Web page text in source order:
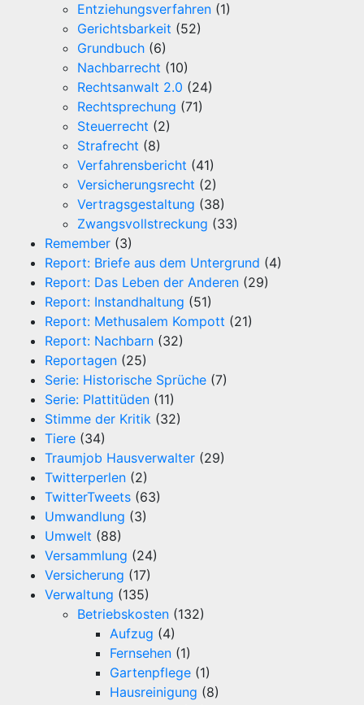
Entziehungsverfahren (1)
Gerichtsbarkeit (52)
Grundbuch (6)
Nachbarrecht (10)
Rechtsanwalt 2.0 (24)
Rechtsprechung (71)
Steuerrecht (2)
Strafrecht (8)
Verfahrensbericht (41)
Versicherungsrecht (2)
Vertragsgestaltung (38)
Zwangsvollstreckung (33)
Remember (3)
Report: Briefe aus dem Untergrund (4)
Report: Das Leben der Anderen (29)
Report: Instandhaltung (51)
Report: Methusalem Kompott (21)
Report: Nachbarn (32)
Reportagen (25)
Serie: Historische Sprüche (7)
Serie: Plattitüden (11)
Stimme der Kritik (32)
Tiere (34)
Traumjob Hausverwalter (29)
Twitterperlen (2)
TwitterTweets (63)
Umwandlung (3)
Umwelt (88)
Versammlung (24)
Versicherung (17)
Verwaltung (135)
Betriebskosten (132)
Aufzug (4)
Fernsehen (1)
Gartenpflege (1)
Hausreinigung (8)